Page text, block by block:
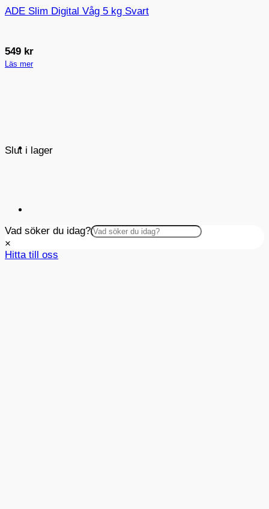
Slut i lager
ADE Slim Digital Våg 5 kg Svart
549 kr
Läs mer
Vad söker du idag?
×
Hitta till oss